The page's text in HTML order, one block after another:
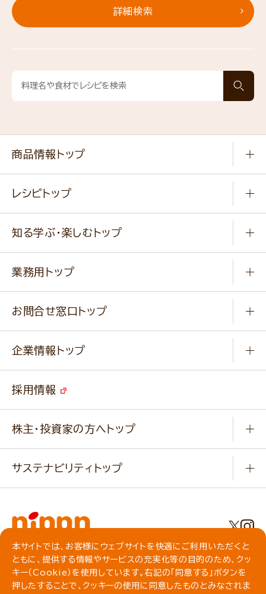
詳細検索
商品情報トップ
健康食品・他
新商品・リニューアル商品
通販サイト一覧
レシピトップ
作り方動画
みなさまのレシピはこちら
知る学ぶ・楽しむトップ
ふっくらパンをつくりましょう
キャンペーン
業務用トップ
ニップンの アマニ 業務用サイト
ベジカフェブランドサイト
お問合せ窓口トップ
改善事例
業務用商品のお問合せ
企業情報トップ
事業紹介
経営理念・経営方針・行動規範・行動指針
ニップンの歴史
事業場・工場一覧
採用情報
株主・投資家の方へトップ
IR情報
IRライブラリ
株主総会・株式関連情報／社債・格付情報
よくいただくご質問
サステナビリティトップ
基本方針
社会
食育への取り組み
プライバシーポリシー
クッキーポリシー
動作環境について
本サイトでは、お客様にウェブサイトを快適にご利用いただくと
ともに、提供する情報やサービスの充実化等の目的のため、クッ
キー（Cookie）を使用しています。右記の「同意する」ボタンを
押したすることで、クッキーの使用に同意したものとみなされま